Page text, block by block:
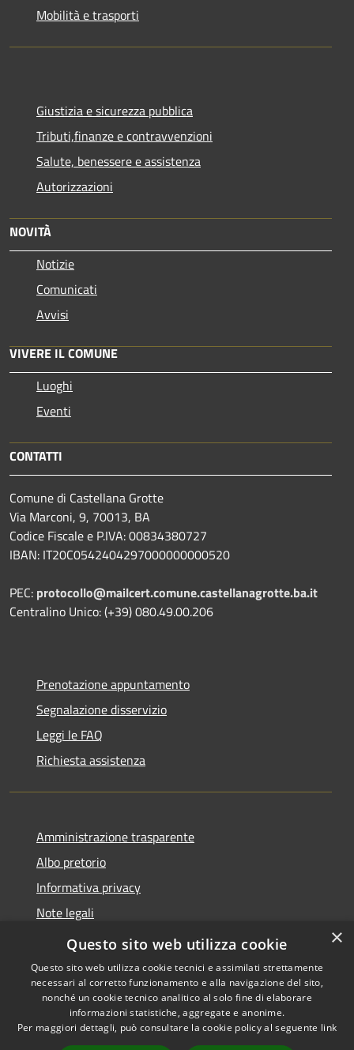
Mobilità e trasporti
Giustizia e sicurezza pubblica
Tributi,finanze e contravvenzioni
Salute, benessere e assistenza
Autorizzazioni
NOVITÀ
Notizie
Comunicati
Avvisi
VIVERE IL COMUNE
Luoghi
Eventi
CONTATTI
Comune di Castellana Grotte
Via Marconi, 9, 70013, BA
Codice Fiscale e P.IVA: 00834380727
IBAN: IT20C0542404297000000000520
PEC: protocollo@mailcert.comune.castellanagrotte.ba.it
Centralino Unico: (+39) 080.49.00.206
Prenotazione appuntamento
Segnalazione disservizio
Leggi le FAQ
Richiesta assistenza
Amministrazione trasparente
Albo pretorio
Informativa privacy
Note legali
Dichiarazione di accessibilità
Accessibilità
Copyright © 2026 • Comune di
Castellana Grotte • Powered
×
Questo sito web utilizza cookie
Questo sito web utilizza cookie tecnici e assimilati strettamente
necessari al corretto funzionamento e alla navigazione del sito,
nonché un cookie tecnico analitico al solo fine di elaborare
informazioni statistiche, aggregate e anonime.
Per maggiori dettagli, può consultare la cookie policy al seguente link